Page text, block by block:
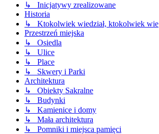
↳ Inicjatywy zrealizowane
Historia
↳ Ktokolwiek wiedział, ktokolwiek wie
Przestrzeń miejska
↳ Osiedla
↳ Ulice
↳ Place
↳ Skwery i Parki
Architektura
↳ Obiekty Sakralne
↳ Budynki
↳ Kamienice i domy
↳ Mała architektura
↳ Pomniki i miejsca pamięci